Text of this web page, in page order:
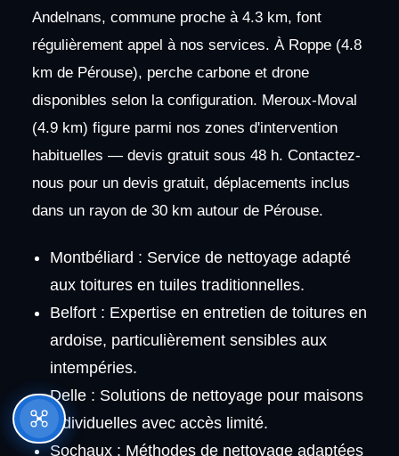
Andelnans, commune proche à 4.3 km, font
régulièrement appel à nos services. À Roppe (4.8
km de Pérouse), perche carbone et drone
disponibles selon la configuration. Meroux-Moval
(4.9 km) figure parmi nos zones d'intervention
habituelles — devis gratuit sous 48 h. Contactez-
nous pour un devis gratuit, déplacements inclus
dans un rayon de 30 km autour de Pérouse.
Montbéliard : Service de nettoyage adapté
aux toitures en tuiles traditionnelles.
Belfort : Expertise en entretien de toitures en
ardoise, particulièrement sensibles aux
intempéries.
Delle : Solutions de nettoyage pour maisons
individuelles avec accès limité.
Sochaux : Méthodes de nettoyage adaptées